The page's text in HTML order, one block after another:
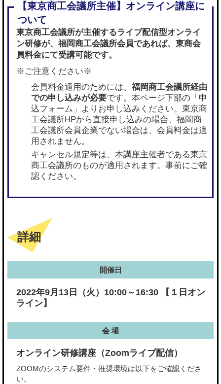
東京商工会議所が主催するライブ配信型オンライ
ン研修が、 福岡商工会議所会員であれば、東商会
員料金にて受講可能です。
※ご注意ください※
会員料金適用のためには、 福岡商工会議所経由
での申し込みが必要です。本ページ下部の「申
込フォーム」よりお申し込みください。東京商
工会議所HPから直接申し込みの場合、福岡商
工会議所会員企業でない場合は、会員料金は適
用されません。
キャンセル規定等は、本講座主催者である東京
商工会議所のものが適用されます。事前にご確
認ください。
詳細
開催日
2022年9月13日（火）10:00～16:30 【１日オン
ライン】
会 場
オンライン研修講座（Zoomライブ配信）
ZOOMのシステム要件・推奨環境は以下をご確認くださ
い。